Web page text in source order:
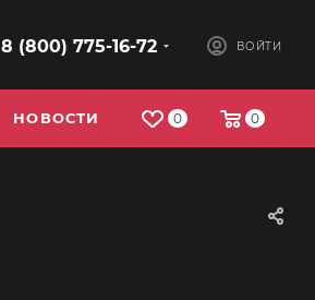
8 (800) 775-16-72 ВОЙТИ
0 0
НОВОСТИ